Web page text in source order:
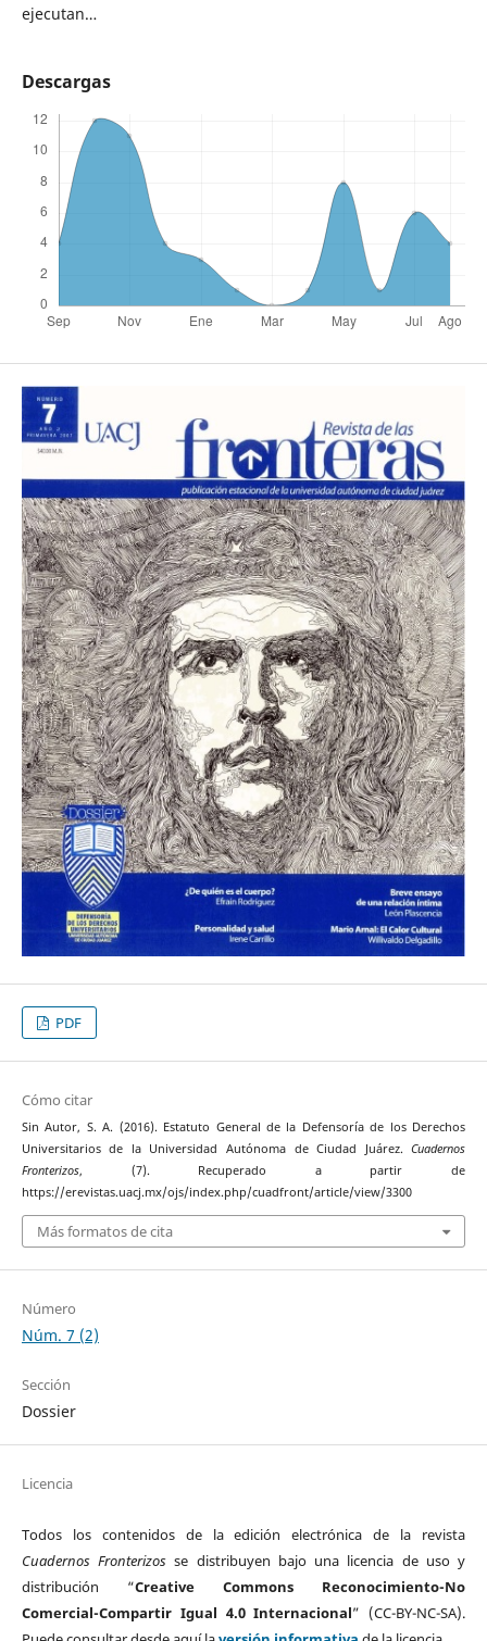
ejecutan…
Descargas
PDF
Cómo citar
Sin Autor, S. A. (2016). Estatuto General de la Defensoría de los Derechos
Universitarios de la Universidad Autónoma de Ciudad Juárez.Cuadernos
Fronterizos, (7). Recuperado a partir de
https://erevistas.uacj.mx/ojs/index.php/cuadfront/article/view/3300
Más formatos de cita
Número
Núm. 7 (2)
Sección
Dossier
Licencia
Todos los contenidos de la edición electrónica de la revista
Cuadernos Fronterizos se distribuyen bajo una licencia de uso y
distribución “Creative Commons Reconocimiento-No
Comercial-Compartir Igual 4.0 Internacional” (CC-BY-NC-SA).